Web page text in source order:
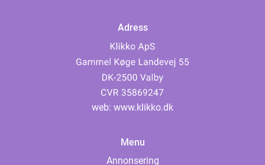
Adress
web: www.klikko.dk
Menu
Annonsering